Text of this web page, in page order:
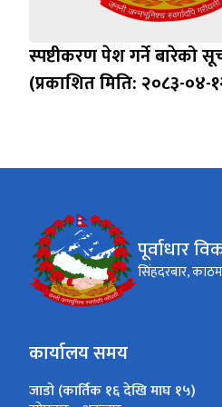
स्पष्टीकरण पेश गर्ने बारेको
(प्रकाशित मिति: २०८३-०४-
पूर्वाधार
सिंहदरबार,
कार्यालय समय
जाडो (कार्तिक १६ देखि माघ १५)